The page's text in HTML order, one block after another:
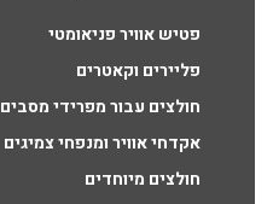
פטיש אוויר פניאומטי
פליירים וקאטרים
חולצים עבור מפרידי מסבים
אקדחי אוויר ומנפחי צמיגים
חולצים מיוחדים